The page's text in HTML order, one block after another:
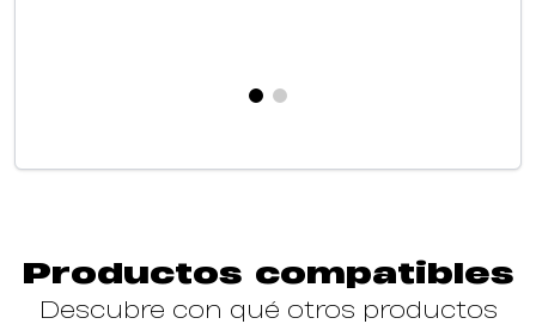
Productos compatibles
Descubre con qué otros productos